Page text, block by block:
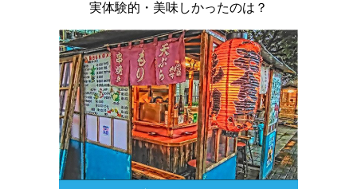
実体験的・美味しかったのは？